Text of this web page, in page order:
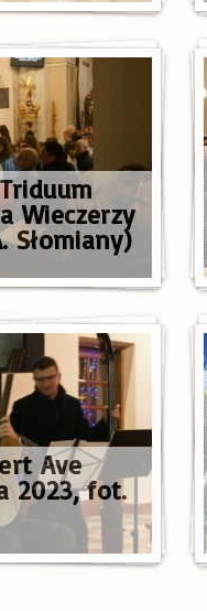
Wieczerzy
Słomiany)
Ave
2023, fot.